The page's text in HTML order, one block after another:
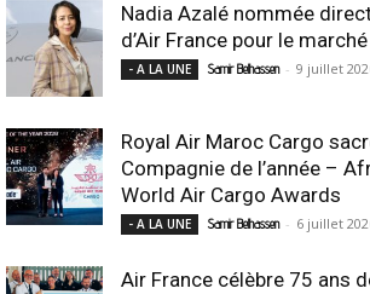
Nadia Azalé nommée
d’Air France pour le
- A LA UNE Samir Belhassen - 9 juillet
Royal Air Maroc Cargo
Compagnie de l’année –
World Air Cargo Awards
- A LA UNE Samir Belhassen - 6 juillet
Air France célèbre 75 ans